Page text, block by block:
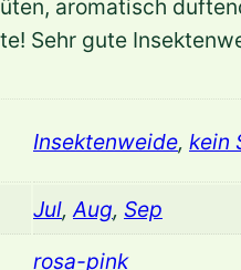
aromatisch
Sehr gute
Insektenweide, kein
Jul,Aug, Sep
rosa-pink